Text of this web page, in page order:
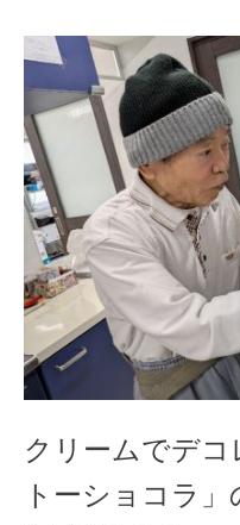
クリームでデ
トーショコラ